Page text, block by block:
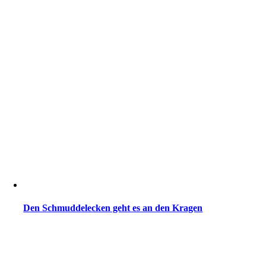
Den Schmuddelecken geht es an den Kragen